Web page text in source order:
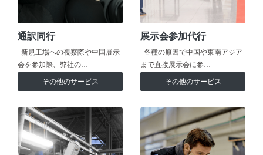
通訳同行
新規工場への視察際や中国展示
会を参加際、弊社の…
その他のサービス
展示会参加代行
各種の原因で中国や東南アジア
まで直接展示会に参…
その他のサービス